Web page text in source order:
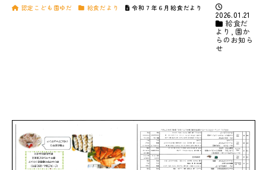
認定こども園ゆだ 給食だより 令和７年６月給食だより
2026.01.21
給食だ
より
園か
らのお知ら
せ